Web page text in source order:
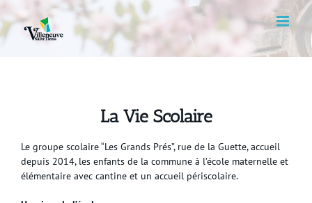
to
content
La Vie Scolaire
Le groupe scolaire “Les Grands Prés”, rue de la Guette, accueil
depuis 2014, les enfants de la commune à l’école maternelle et
élémentaire avec cantine et un accueil périscolaire.